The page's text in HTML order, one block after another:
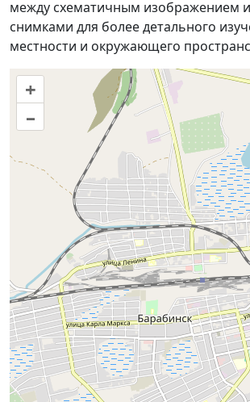
между схематичным изображением
снимками для более детального
местности и окружающего
+
–